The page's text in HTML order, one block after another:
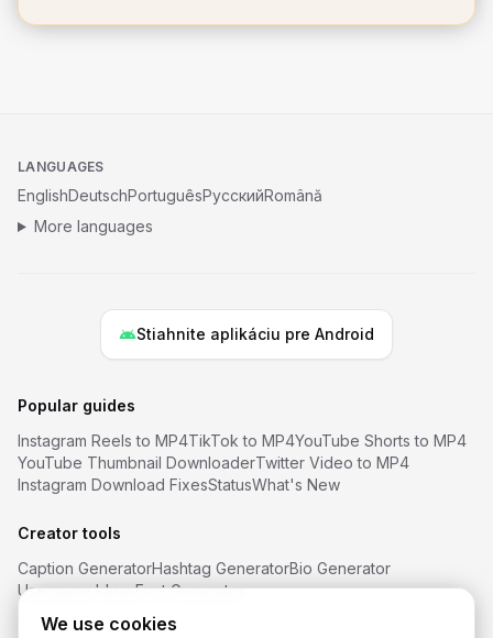
LANGUAGES
EnglishDeutschPortuguêsРусскийRomână
More languages
Stiahnite aplikáciu pre Android
Popular guides
Instagram Reels to MP4TikTok to MP4YouTube Shorts to MP4
YouTube Thumbnail DownloaderTwitter Video to MP4
Instagram Download FixesStatusWhat's New
Creator tools
Caption GeneratorHashtag GeneratorBio Generator
Username IdeasFont Generator
We use cookies